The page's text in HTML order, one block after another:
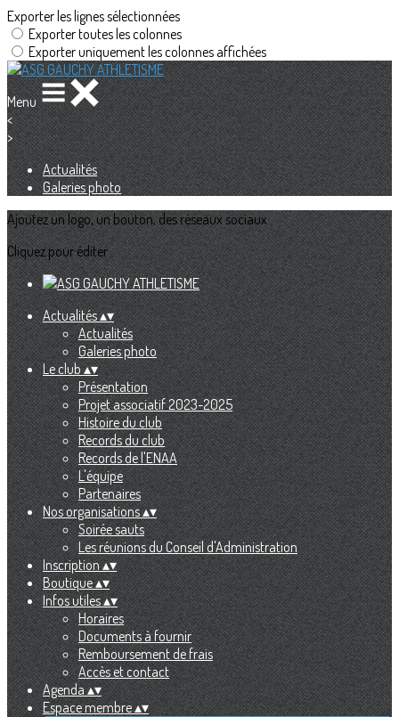
Exporter les lignes sélectionnées
Exporter toutes les colonnes
Exporter uniquement les colonnes affichées
Menu
<
>
Actualités
Galeries photo
Ajoutez un logo, un bouton, des réseaux sociaux
Cliquez pour éditer
Actualités▴▾
Actualités
Galeries photo
Le club▴▾
Présentation
Projet associatif 2023-2025
Histoire du club
Records du club
Records de l'ENAA
L'équipe
Partenaires
Nos organisations▴▾
Soirée sauts
Les réunions du Conseil d'Administration
Inscription▴▾
Boutique▴▾
Infos utiles▴▾
Horaires
Documents à fournir
Remboursement de frais
Accès et contact
Agenda▴▾
Espace membre▴▾